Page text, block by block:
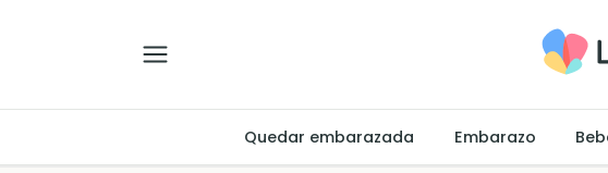
Quedar embarazada Embarazo